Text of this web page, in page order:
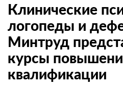
Клинические
логопеды и
Минтруд
курсы
квалификации